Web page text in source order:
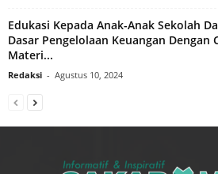
Edukasi Kepada Anak-Anak Sekolah
Dasar Pengelolaan Keuangan Dengan
Materi...
Redaksi - Agustus 10, 2024